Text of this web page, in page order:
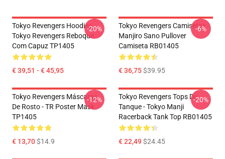
Tokyo Revengers Hoodies.
Tokyo Revengers Reboque
Com Capuz TP1405
€ 39,51 - € 45,95
-20%
Tokyo Revengers Camisetas -
Manjiro Sano Pullover
Camiseta RB01405
€ 36,75$39.95
-6%
Tokyo Revengers Máscaras
De Rosto - TR Poster Mask
TP1405
€ 13,70$14.9
-12%
Tokyo Revengers Tops De
Tanque - Tokyo Manji
Racerback Tank Top RB01405
€ 22,49$24.45
-20%